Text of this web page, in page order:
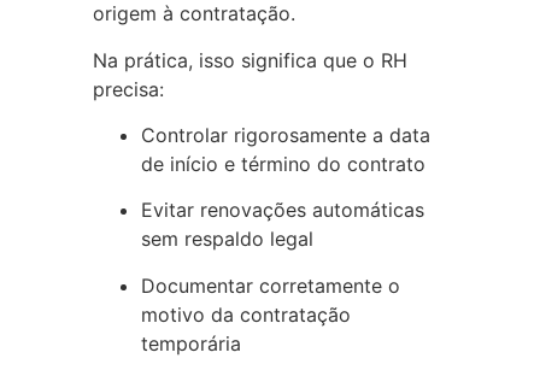
origem à contratação.
Na prática, isso significa que o RH
precisa:
Controlar rigorosamente a data
de início e término do contrato
Evitar renovações automáticas
sem respaldo legal
Documentar corretamente o
motivo da contratação
temporária